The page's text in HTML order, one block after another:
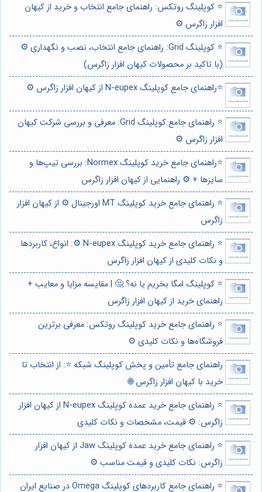
⭐️ کوپلینگ روتکس: راهنمای جامع انتخاب و خرید از کیهان
افزار زاگرس ⚙️
⭐️ کوپلینگ Grid: راهنمای جامع انتخاب، نصب و نگهداری ⚙️
(با تاکید بر محصولات کیهان افزار زاگرس)
⭐️راهنمای جامع کوپلینگ N-eupex از کیهان افزار زاگرس ⚙️
⭐️ راهنمای جامع کوپلینگ Grid: معرفی و بررسی شرکت کیهان
افزار زاگرس ⚙️
⭐️راهنمای جامع خرید کوپلینگ Normex: بررسی تیپ‌ها و
سایزها + ⚙️ راهنمایی از کیهان افزار زاگرس
⭐️ راهنمای جامع خرید کوپلینگ MT اورجینال ⚙️ از کیهان افزار
زاگرس
⭐️ راهنمای جامع خرید کوپلینگ N-eupex ⚙️: انواع، کاربردها
و نکات کلیدی از کیهان افزار زاگرس
⭐️ کوپلینگ امگا بخریم یا نه؟ 🤔 | مقایسه مزایا و معایب +
راهنمای خرید از کیهان افزار زاگرس
⭐️ راهنمای جامع خرید کوپلینگ روتکس: معرفی برترین
فروشگاه‌ها و نکات کلیدی ⚙️
راهنمای جامع تأمین و پخش کوپلینگ شبکه ⭐️: از انتخاب تا
خرید با کیهان افزار زاگرس 🌐
⭐️ راهنمای جامع خرید عمده کوپلینگ N-eupex از کیهان افزار
زاگرس: ⚙️ قیمت، مشخصات و نکات کلیدی
⭐️ راهنمای جامع خرید عمده کوپلینگ Jaw از کیهان افزار
زاگرس: نکات کلیدی و قیمت مناسب ⚙️
⭐️ راهنمای جامع کاربردهای کوپلینگ Omega در صنایع ایران